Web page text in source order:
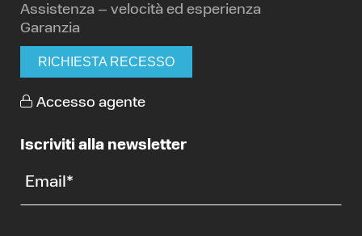
Assistenza – velocità ed esperienza
Garanzia
RICHIESTA RECESSO
Accesso agente
Iscriviti alla newsletter
Email *